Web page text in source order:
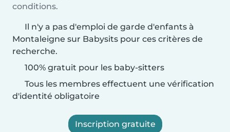
conditions.
Il n'y a pas d'emploi de garde d'enfants à
Montaleigne sur Babysits pour ces critères de
recherche.
100% gratuit pour les baby-sitters
Tous les membres effectuent une vérification
d'identité obligatoire
Inscription gratuite